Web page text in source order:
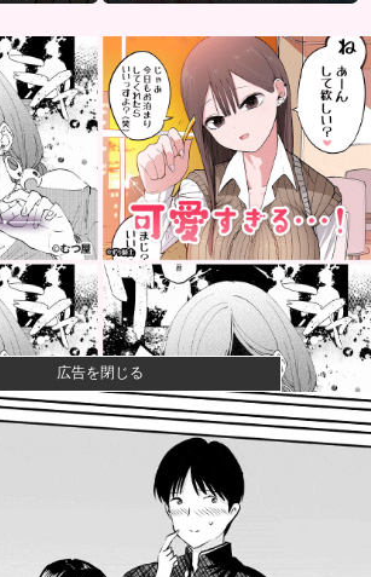
、逃走してウ●カスまで晒されるｗｗ
広告を閉じる